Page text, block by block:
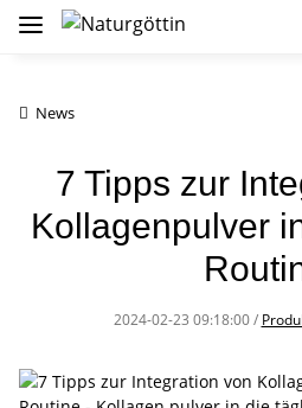
News
7 Tipps zur
Kollagenpulver
2024-02-23 09:18:00 /